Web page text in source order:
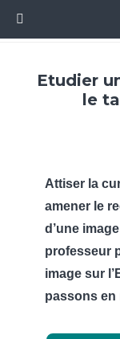
Etudier
le
Attiser la
amener le
d’une
professeur
image sur
passons en